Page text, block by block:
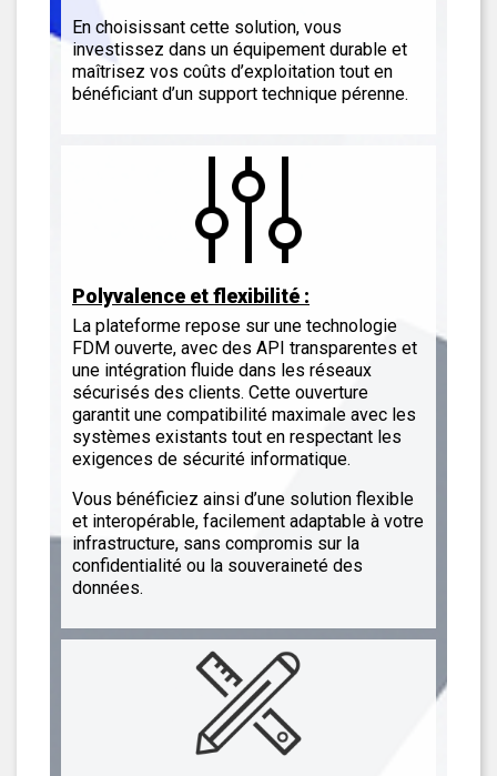
En choisissant cette solution, vous
investissez dans un équipement durable et
maîtrisez vos coûts d’exploitation tout en
bénéficiant d’un support technique pérenne.
Polyvalence et flexibilité :
La plateforme repose sur une technologie
FDM ouverte, avec des API transparentes et
une intégration fluide dans les réseaux
sécurisés des clients. Cette ouverture
garantit une compatibilité maximale avec les
systèmes existants tout en respectant les
exigences de sécurité informatique.
Vous bénéficiez ainsi d’une solution flexible
et interopérable, facilement adaptable à votre
infrastructure, sans compromis sur la
confidentialité ou la souveraineté des
données.